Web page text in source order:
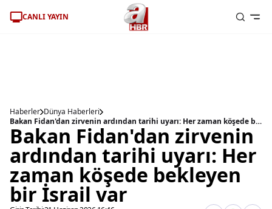
CANLI YAYIN
Haberler Dünya Haberleri
Bakan Fidan'dan zirvenin ardından tarihi uyarı: Her zaman köşede bekleyen bir İsrail var
Bakan Fidan'dan zirvenin
ardından tarihi uyarı: Her
zaman köşede bekleyen
bir İsrail var